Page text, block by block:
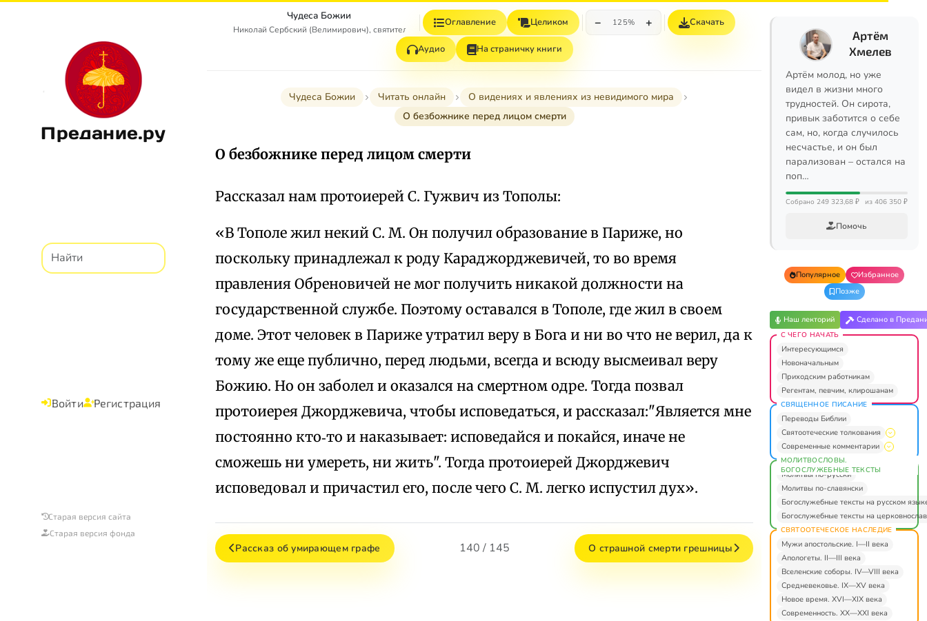
Предание.ру
Войти Регистрация
Старая версия сайта
Старая версия фонда
Чудеса Божии
Николай Сербский (Велимирович), святитель
Оглавление Целиком − 125% + Скачать
Аудио На страничку книги
Чудеса Божии Читать онлайн
О видениях и явлениях из невидимого мира
О безбожнике перед лицом смерти
О безбожнике перед лицом смерти
Рассказал нам протоиерей С. Гужвич из Тополы:
«В Тополе жил некий С. М. Он получил образование в Париже, но
поскольку принадлежал к роду Караджорджевичей, то во время
правления Обреновичей не мог получить никакой должности на
государственной службе. Поэтому оставался в Тополе, где жил в своем
доме. Этот человек в Париже утратил веру в Бога и ни во что не верил, да к
тому же еще публично, перед людьми, всегда и всюду высмеивал веру
Божию. Но он заболел и оказался на смертном одре. Тогда позвал
протоиерея Джорджевича, чтобы исповедаться, и рассказал:"Является мне
постоянно кто‑то и наказывает: исповедайся и покайся, иначе не
сможешь ни умереть, ни жить". Тогда протоиерей Джорджевич
исповедовал и причастил его, после чего С. М. легко испустил дух».
Рассказ об умирающем графе 140 / 145 О страшной смерти грешницы
Артём
Хмелев
Артём молод, но уже
видел в жизни много
трудностей. Он сирота,
привык заботится о себе
сам, но, когда случилось
несчастье, и он был
парализован – остался на
поп…
Собрано 249 323,68 ₽ из 406 350 ₽
Помочь
Популярное
Избранное
Позже
Наш лекторий Сделано в
С ЧЕГО НАЧАТЬ
Интересующимся
Новоначальным
Приходским работникам
Регентам, певчим, клирошанам
СВЯЩЕННОЕ ПИСАНИЕ
Переводы Библии
Святоотеческие толкования
Современные комментарии
МОЛИТВОСЛОВЫ.
БОГОСЛУЖЕБНЫЕ ТЕКСТЫ
Молитвы по-русски
Молитвы по-славянски
Богослужебные тексты на русском
Богослужебные тексты на
СВЯТООТЕЧЕСКОЕ НАСЛЕДИЕ
Мужи апостольские. I—II века
Апологеты. II—III века
Вселенские соборы. IV—VIII века
Средневековье. IX—XV века
Новое время. XVI—XIX века
Современность. XX—XXI века